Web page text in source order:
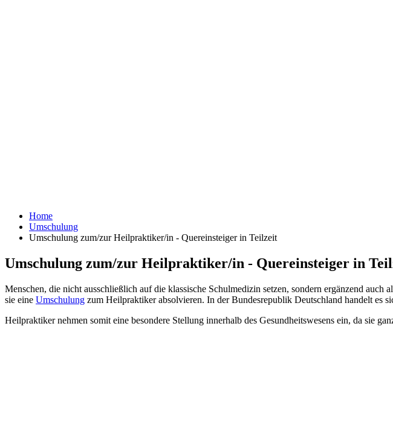
Home
Umschulung
Umschulung zum/zur Heilpraktiker/in - Quereinsteiger in Teilzeit
Umschulung zum/zur Heilpraktiker/in - Quereinsteiger in
Menschen, die nicht ausschließlich auf die klassische Schulmedizin setzen, sondern ergänzend
sie eine Umschulung zum Heilpraktiker absolvieren. In der Bundesrepublik Deutschland handelt es
Heilpraktiker nehmen somit eine besondere Stellung innerhalb des Gesundheitswesens ein, da sie